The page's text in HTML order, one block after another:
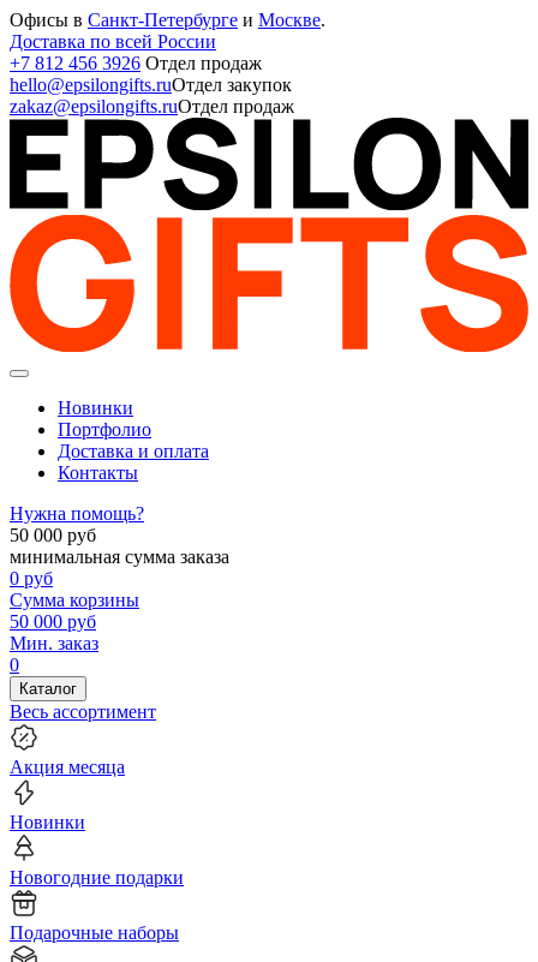
Офисы в Санкт-Петербурге и Москве.
Доставка по всей России
+7 812 456 3926 Отдел продаж
hello@epsilongifts.ruОтдел закупок
zakaz@epsilongifts.ruОтдел продаж
Новинки
Портфолио
Доставка и оплата
Контакты
Нужна помощь?
50 000 руб
минимальная сумма заказа
0 руб
Сумма корзины
50 000 руб
Мин. заказ
0
Каталог
Весь ассортимент
Акция месяца
Новинки
Новогодние подарки
Подарочные наборы